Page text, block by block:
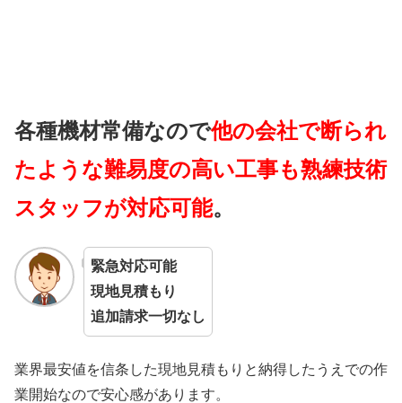
各種機材常備なので他の会社で断られ
たような難易度の高い工事も熟練技術
スタッフが対応可能。
緊急対応可能
現地見積もり
追加請求一切なし
業界最安値を信条した現地見積もりと納得したうえでの作
業開始なので安心感があります。